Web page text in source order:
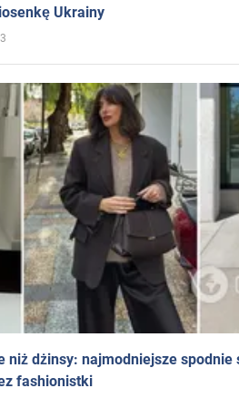
Ukrainy
3
niż dżinsy: najmodniejsze spodnie
fashionistki